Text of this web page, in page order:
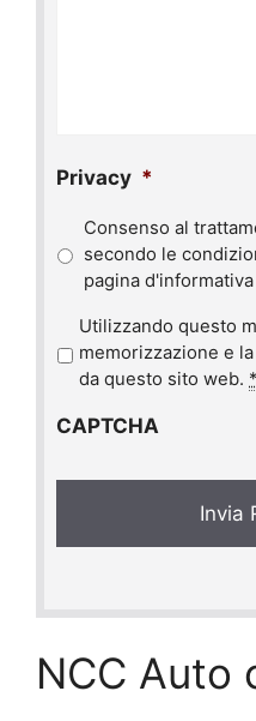
Privacy *
Consenso al
secondo le
pagina
r
a
y
Utilizzando questo
memorizzazione e
da questo sito web. *
CAPTCHA
NCC Auto